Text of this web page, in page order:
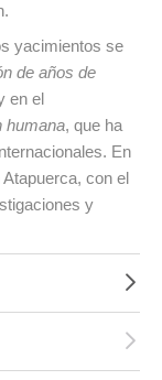
yacimientos se
de años de
en el
humana, que ha
En
con el
y